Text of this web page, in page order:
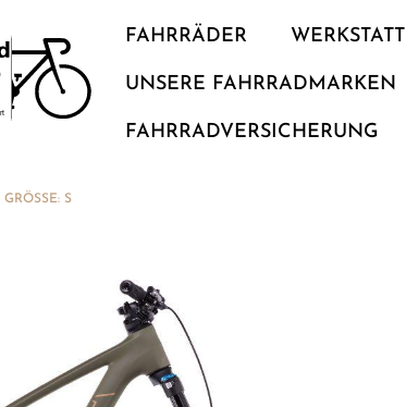
FAHRRÄDER WERKSTATT
UNSERE FAHRRADMARKEN
FAHRRADVERSICHERUNG
S